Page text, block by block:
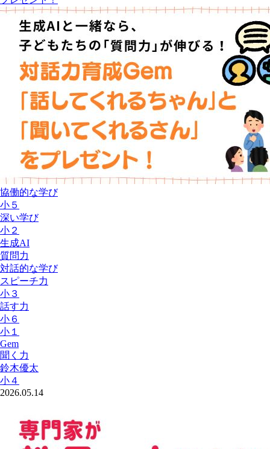
協働的な学び
小５
深い学び
小２
生成AI
質問力
対話的な学び
スピーチ力
小３
話す力
小６
小１
Gem
聞く力
鈴木優太
小４
2026.05.14